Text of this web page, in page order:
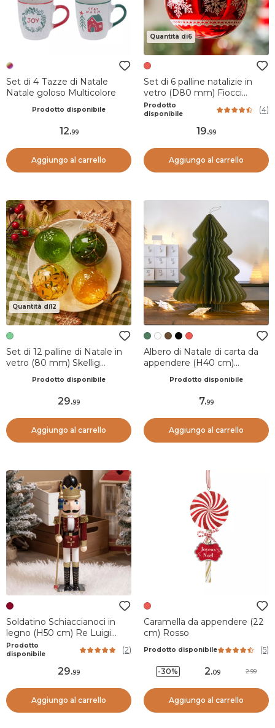
Set di 4 Tazze di Natale
Natale goloso Multicolore
Prodotto disponibile
12.99
Aggiungo al carrello
Quantità di6
Set di 6 palline natalizie in
vetro (D80 mm) Fiocci
d'inverno Rossi
Prodotto
disponibile
(4)
19.99
Aggiungo al carrello
Quantità di12
Set di 12 palline di Natale in
vetro (80 mm) Skellig
Prodotto disponibile
29.99
Aggiungo al carrello
Albero di Natale di carta da
appendere (H40 cm)
Prodotto disponibile
7.99
Aggiungo al carrello
Soldatino Schiaccianoci in
legno (H50 cm) Re Luigi
Bordeaux
Prodotto
disponibile
(2)
29.99
Aggiungo al carrello
Caramella da appendere (22
cm) Rosso
Prodotto disponibile (5)
-30% 2.09 2.99
Aggiungo al carrello